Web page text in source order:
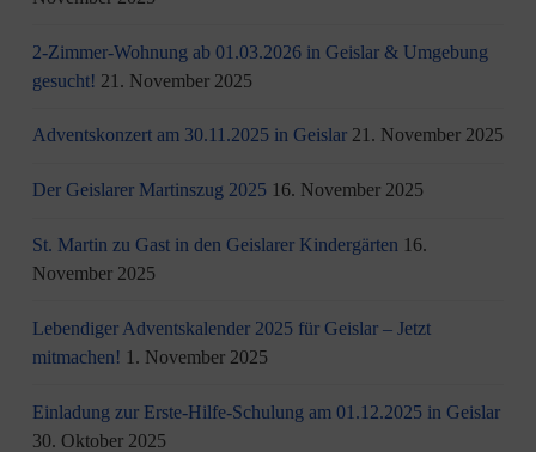
2-Zimmer-Wohnung ab 01.03.2026 in Geislar & Umgebung
gesucht! 21. November 2025
Adventskonzert am 30.11.2025 in Geislar 21. November 2025
Der Geislarer Martinszug 2025 16. November 2025
St. Martin zu Gast in den Geislarer Kindergärten 16.
November 2025
Lebendiger Adventskalender 2025 für Geislar – Jetzt
mitmachen! 1. November 2025
Einladung zur Erste-Hilfe-Schulung am 01.12.2025 in Geislar
30. Oktober 2025